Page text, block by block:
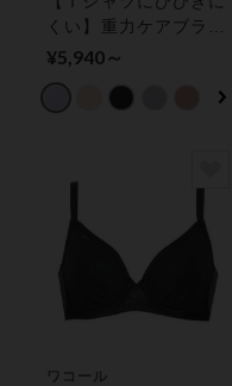
くい】重力ケアブラ
ノンワイヤーに革命
３／４カップブラ（ノ
¥5,940～
ワコール